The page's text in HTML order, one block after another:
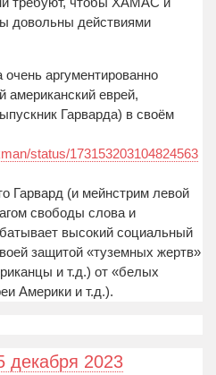
довольны действиями
аргументированно
еврей,
Гарварда) в своём
status/173153203104824563
Гарвард (и мейнстрим левой
свободы слова и
высокий социальный
защитой «туземных жертв»
и т.д.) от «белых
Америки и т.д.).
декабря 2023